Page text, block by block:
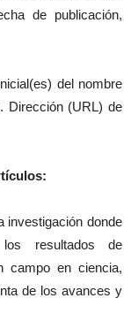
de publicación,
del nombre
Dirección (URL) de
investigación donde
resultados de
campo en ciencia,
de los avances y